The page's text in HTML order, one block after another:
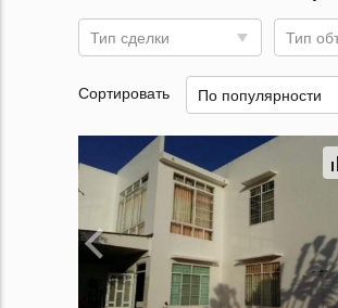
Тип сделки Тип
Сортировать По популярности